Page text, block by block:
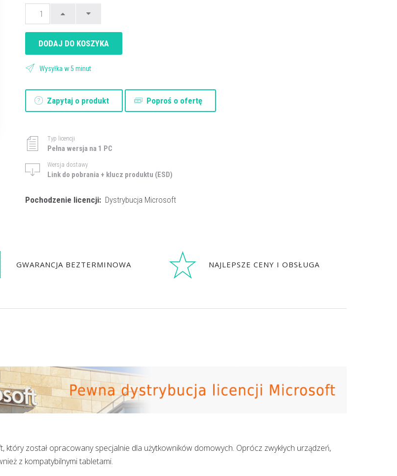
DODAJ DO KOSZYKA
Wysyłka w 5 minut
Zapytaj o produkt Poproś o ofertę
Typ licencji
Pełna wersja na 1 PC
Wersja dostawy
Link do pobrania + klucz produktu (ESD)
Pochodzenie licencji:Dystrybucja Microsoft
GWARANCJA BEZTERMINOWA NAJLEPSZE CENY I OBSŁUGA
został opracowany specjalnie dla użytkowników domowych. Oprócz zwykłych urządzeń,
z kompatybilnymi tabletami.